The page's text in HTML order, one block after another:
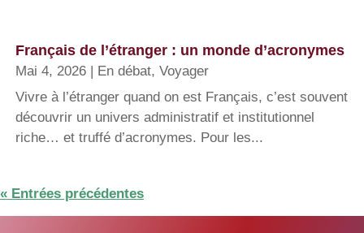
Français de l’étranger : un monde d’acronymes
Mai 4, 2026 En débat, Voyager
Vivre à l’étranger quand on est Français, c’est souvent
découvrir un univers administratif et institutionnel
riche… et truffé d’acronymes. Pour les...
« Entrées précédentes